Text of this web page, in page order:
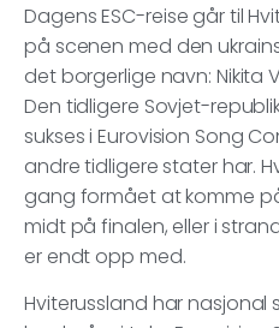
Dagens ESC-reise går til
på scenen med den
det borgerlige navn: Nikita
Den tidligere Sovjet-
sukses i Eurovision Song
andre tidligere stater har.
gang formået at komme
midt på finalen, eller i
er endt opp med.
Hviterussland har